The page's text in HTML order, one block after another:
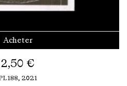
Acheter
2,50 €
2021